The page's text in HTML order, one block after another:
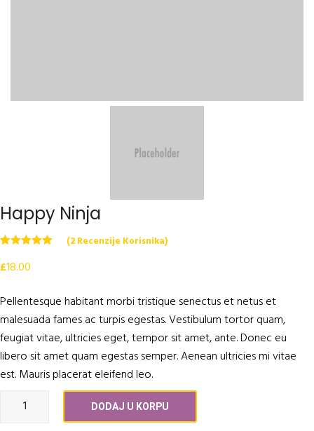
Happy Ninja
ocjene:
od ukupno 5
(2Recenzije Korisnika)
£18.00
Pellentesque habitant morbi tristique senectus et netus et
malesuada fames ac turpis egestas. Vestibulum tortor quam,
feugiat vitae, ultricies eget, tempor sit amet, ante. Donec eu
libero sit amet quam egestas semper. Aenean ultricies mi vitae
est. Mauris placerat eleifend leo.
Količina
DODAJ U KORPU